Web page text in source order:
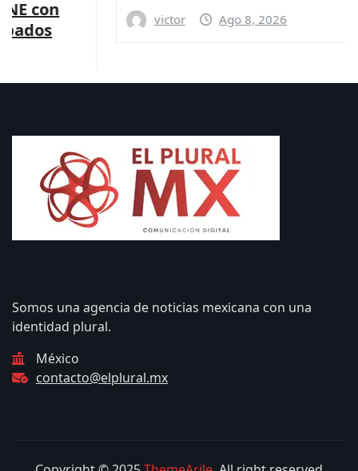
victor Ago 8, 2026
Somos una agencia de noticias mexicana con una
identidad plural.
México
contacto@elplural.mx